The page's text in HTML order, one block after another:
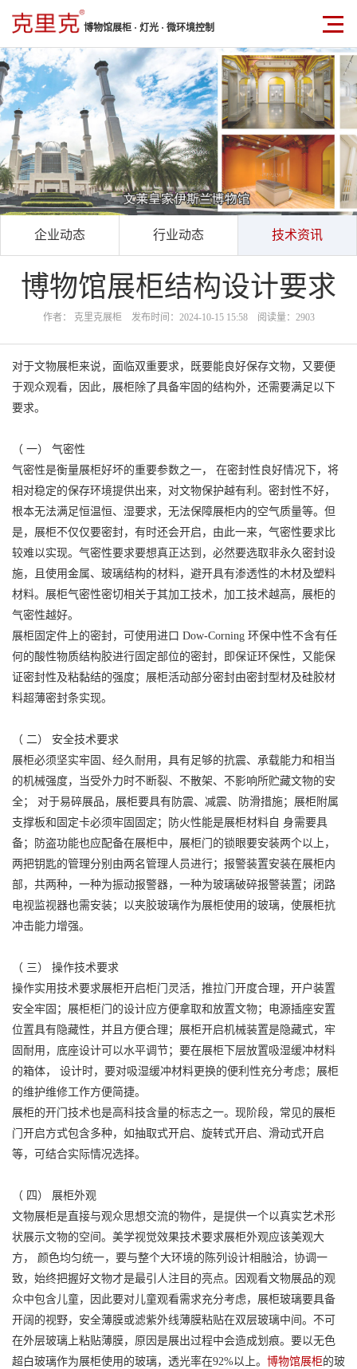
博物馆展柜 · 灯光 · 微环境控制
企业动态 行业动态 技术资讯
博物馆展柜结构设计要求
作者： 克里克展柜 发布时间：2024-10-15 15:58 阅读量：2903
对于文物展柜来说，面临双重要求，既要能良好保存文物，又要便
于观众观看，因此，展柜除了具备牢固的结构外，还需要满足以下
要求。
（ 一） 气密性
气密性是衡量展柜好坏的重要参数之一， 在密封性良好情况下，将
相对稳定的保存环境提供出来，对文物保护越有利。密封性不好，
根本无法满足恒温恒、湿要求，无法保障展柜内的空气质量等。但
是，展柜不仅仅要密封，有时还会开启，由此一来，气密性要求比
较难以实现。气密性要求要想真正达到，必然要选取非永久密封设
施，且使用金属、玻璃结构的材料，避开具有渗透性的木材及塑料
材料。展柜气密性密切相关于其加工技术，加工技术越高，展柜的
气密性越好。
展柜固定件上的密封，可使用进口 Dow-Corning 环保中性不含有任
何的酸性物质结构胶进行固定部位的密封，即保证环保性，又能保
证密封性及粘黏结的强度；展柜活动部分密封由密封型材及硅胶材
料超薄密封条实现。
（ 二） 安全技术要求
展柜必须坚实牢固、经久耐用，具有足够的抗震、承载能力和相当
的机械强度，当受外力时不断裂、不散架、不影响所贮藏文物的安
全； 对于易碎展品，展柜要具有防震、减震、防滑措施；展柜附属
支撑板和固定卡必须牢固固定；防火性能是展柜材料自 身需要具
备；防盗功能也应配备在展柜中，展柜门的锁眼要安装两个以上，
两把钥匙的管理分别由两名管理人员进行；报警装置安装在展柜内
部，共两种，一种为振动报警器，一种为玻璃破碎报警装置；闭路
电视监视器也需安装；以夹胶玻璃作为展柜使用的玻璃，使展柜抗
冲击能力增强。
（ 三） 操作技术要求
操作实用技术要求展柜开启柜门灵活，推拉门开度合理，开户装置
安全牢固；展柜柜门的设计应方便拿取和放置文物；电源插座安置
位置具有隐藏性，并且方便合理；展柜开启机械装置是隐藏式，牢
固耐用，底座设计可以水平调节；要在展柜下层放置吸湿缓冲材料
的箱体， 设计时，要对吸湿缓冲材料更换的便利性充分考虑；展柜
的维护维修工作方便简捷。
展柜的开门技术也是高科技含量的标志之一。现阶段，常见的展柜
门开启方式包含多种，如抽取式开启、旋转式开启、滑动式开启
等，可结合实际情况选择。
（ 四） 展柜外观
文物展柜是直接与观众思想交流的物件，是提供一个以真实艺术形
状展示文物的空间。美学视觉效果技术要求展柜外观应该美观大
方， 颜色均匀统一，要与整个大环境的陈列设计相融洽，协调一
致，始终把握好文物才是最引人注目的亮点。因观看文物展品的观
众中包含儿童，因此要对儿童观看需求充分考虑，展柜玻璃要具备
开阔的视野，安全薄膜或滤紫外线薄膜粘贴在双层玻璃中间。不可
在外层玻璃上粘贴薄膜，原因是展出过程中会造成划痕。要以无色
超白玻璃作为展柜使用的玻璃，透光率在92%以上。 博物馆展柜的玻